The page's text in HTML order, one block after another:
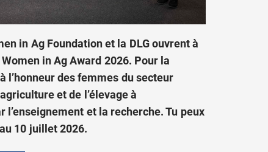
in Ag Foundation et la DLG ouvrent à
in Ag Award 2026. Pour la
des femmes du secteur
et de l’élevage à
l’enseignement et la recherche. Tu peux
10 juillet 2026.